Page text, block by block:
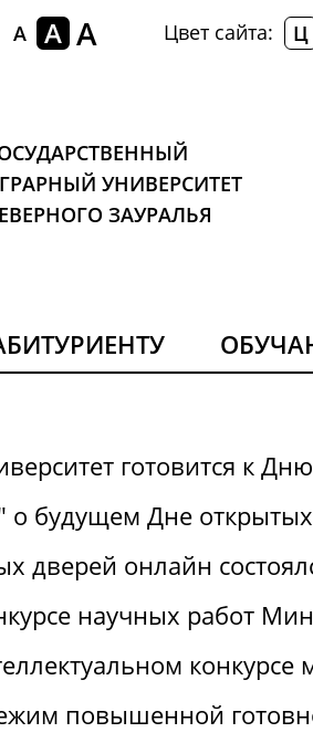
A A A Цвет сайта: Ц
УНИВЕРСИТЕТ
ЗАУРАЛЬЯ
готовится к
о будущем Дне
дверей онлайн
научных работ
конкурсе
повышенной